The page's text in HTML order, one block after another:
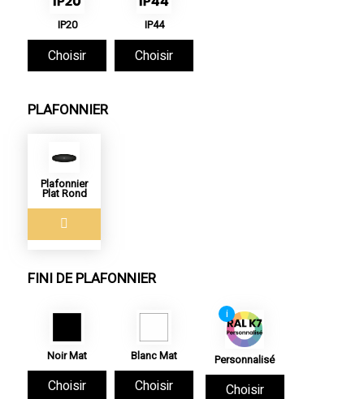
IP20
Choisir
IP44
Choisir
PLAFONNIER
Plafonnier
Plat Rond
FINI DE PLAFONNIER
Noir Mat
Choisir
Blanc Mat
Choisir
i
Personnalisé
Choisir